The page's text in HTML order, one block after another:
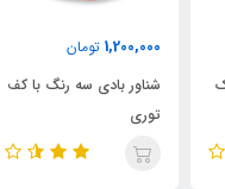
1,200,000 تومان
شناور بادی سه رنگ با کف
توری